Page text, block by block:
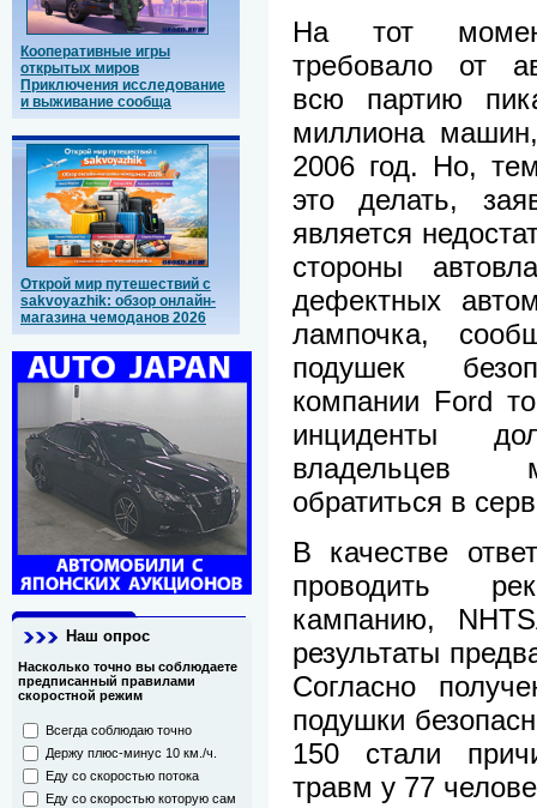
Кооперативные игры
открытых миров
Приключения исследование
и выживание сообща
Открой мир путешествий с
sakvoyazhik: обзор онлайн-
магазина чемоданов 2026
Наш опрос
Насколько точно вы соблюдаете
предписанный правилами
скоростной режим
Всегда соблюдаю точно
Держу плюс-минус 10 км./ч.
Еду со скоростью потока
Еду со скоростью которую сам
На тот
требовало от
всю партию
миллиона
2006 год. Но,
это делать,
является
стороны
дефектных
лампочка,
подушек
компании Ford
инциденты
владельцев
обратиться в
В качестве
проводить
кампанию,
результаты
Согласно
подушки
150 стали
травм у 77